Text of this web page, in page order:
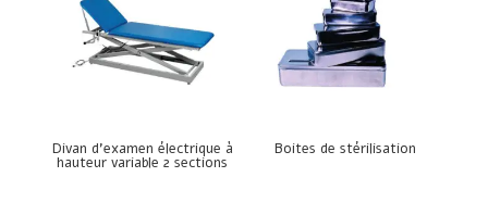
Divan d’examen électrique à
hauteur variable 2 sections
Boites de stérilisation